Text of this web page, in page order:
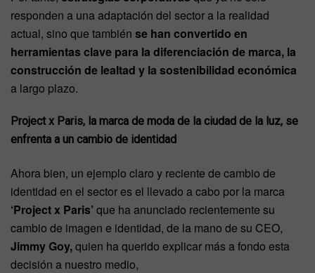
responden a una adaptación del sector a la realidad
actual, sino que también se han convertido en
herramientas clave para la diferenciación de marca, la
construcción de lealtad y la sostenibilidad económica
a largo plazo.
Project x Paris, la marca de moda de la ciudad de la luz, se
enfrenta a un cambio de identidad
Ahora bien, un ejemplo claro y reciente de cambio de
identidad en el sector es el llevado a cabo por la marca
‘Project x Paris’ que ha anunciado recientemente su
cambio de imagen e identidad, de la mano de su CEO,
Jimmy Goy,quien ha querido explicar más a fondo esta
decisión a nuestro medio,